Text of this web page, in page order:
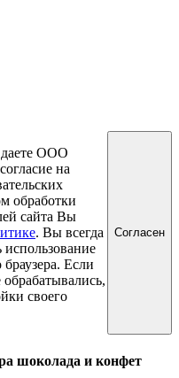
даете ООО
на
обработки
сайта Вы
. Вы всегда
Если
своего
Согласен
шоколада и конфет